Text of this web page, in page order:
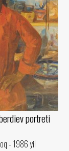
portreti
- 1986 yil